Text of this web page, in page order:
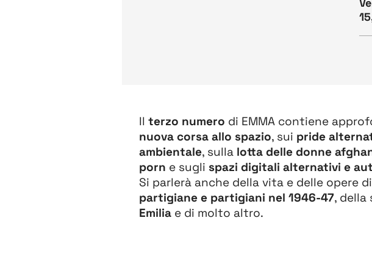
Ilterzo numero di EMMA contiene
nuova corsa allo spazio, sui pride
ambientale, sulla lotta delle donne
porn e sugli spazi digitali alternativi e
Si parlerà anche della vita e delle opere di
partigiane e partigiani nel 1946-47,
Emilia e di molto altro.